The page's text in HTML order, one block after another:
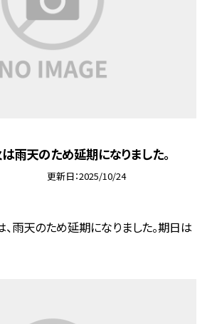
雨天のため延期になりました。
更新日 2025/10/24
、雨天のため延期になりました。期日は